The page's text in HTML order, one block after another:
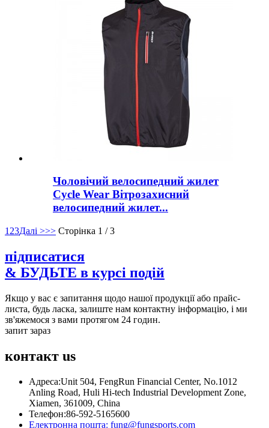
Чоловічий велосипедний жилет
Cycle Wear Вітрозахисний
велосипедний жилет...
1 23Далі >>> Сторінка 1 / 3
підписатися
& БУДЬТЕ в курсі подій
Якщо у вас є запитання щодо нашої продукції або прайс-
листа, будь ласка, залиште нам контактну інформацію, і ми
зв'яжемося з вами протягом 24 годин.
запит зараз
контакт us
Адреса:Unit 504, FengRun Financial Center, No.1012
Anling Road, Huli Hi-tech Industrial Development Zone,
Xiamen, 361009, China
Телефон:86-592-5165600
Електронна пошта: fung@fungsports.com